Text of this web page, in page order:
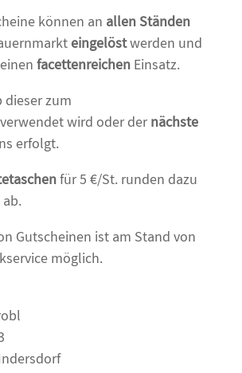
können an allen Ständen
eingelöstwerden und
facettenreichenEinsatz.
dieser zum
wird oder dernächste
erfolgt.
für 5 €/St. runden dazu
Gutscheinen ist am Stand von
möglich.